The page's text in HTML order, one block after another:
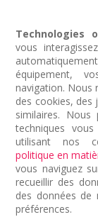
Technologies
vous
équipement,
navigation. Nous
des cookies, des
similaires. Nous
techniques
utilisant nos
politique en
vous naviguez
recueillir des
des données de
préférences.